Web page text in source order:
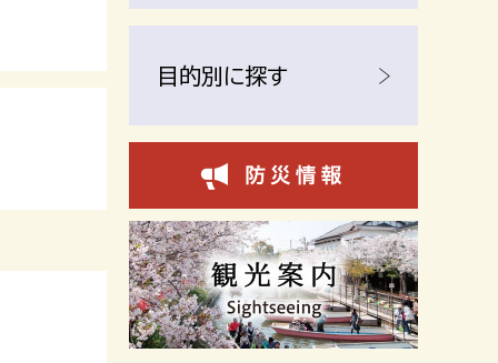
目的別に探す